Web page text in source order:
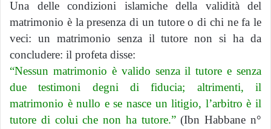
Una delle condizioni islamiche della validità del
matrimonio è la presenza di un tutore o di chi ne fa le
veci: un matrimonio senza il tutore non si ha da
concludere: il profeta disse:
“Nessun matrimonio è valido senza il tutore e senza
due testimoni degni di fiducia; altrimenti, il
matrimonio è nullo e se nasce un litigio, l’arbitro è il
tutore di colui che non ha tutore.”(Ibn Habbane n°